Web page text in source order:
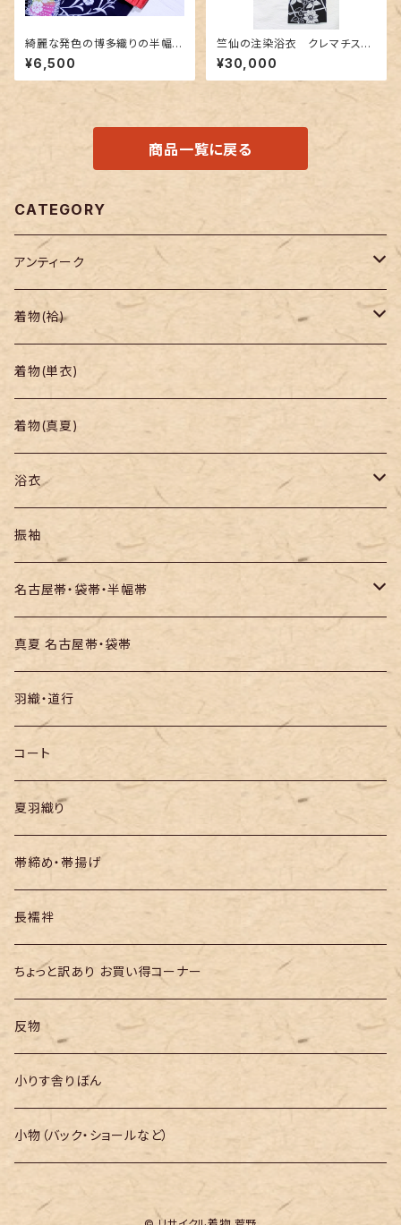
綺麗な発色の博多織りの半幅
帯 ピンク色
¥6,500
竺仙の注染浴衣 クレマチス
（鉄線に竹垣）柄
¥30,000
商品一覧に戻る
CATEGORY
アンティーク
着物
帯
羽織り・道行
着物(袷)
小紋
色無地・江戸小紋
紬
訪問着・付下
お召し
着物(単衣)
着物(真夏)
浴衣
セオα・ポリ
木綿・綿麻
絞りの浴衣
振袖
名古屋帯・袋帯・半幅帯
名古屋帯
袋帯
半幅帯
真夏 名古屋帯・袋帯
羽織・道行
コート
夏羽織り
帯締め・帯揚げ
長襦袢
ちょっと訳あり お買い得コーナー
反物
小りす舎りぼん
小物（バック・ショールなど）